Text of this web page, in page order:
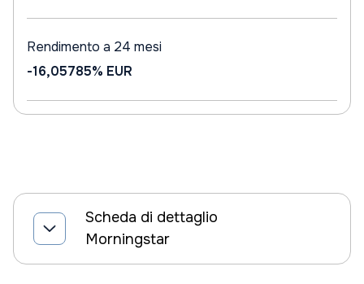
Rendimento a 24 mesi
-16,05785% EUR
Scheda di dettaglio
Morningstar